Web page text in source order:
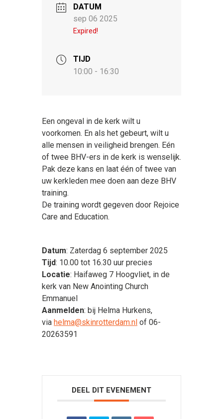
DATUM
sep 06 2025
Expired!
TIJD
10:00 - 16:30
Een ongeval in de kerk wilt u
voorkomen. En als het gebeurt, wilt u
alle mensen in veiligheid brengen. Eén
of twee BHV-ers in de kerk is wenselijk.
Pak deze kans en laat één of twee van
uw kerkleden mee doen aan deze BHV
training.
De training wordt gegeven door Rejoice
Care and Education.
Datum: Zaterdag 6 september 2025
Tijd: 10.00 tot 16.30 uur precies
Locatie: Haifaweg 7 Hoogvliet, in de
kerk van New Anointing Church
Emmanuel
Aanmelden: bij Helma Hurkens,
via helma@skinrotterdam.nl of 06-
20263591
DEEL DIT EVENEMENT